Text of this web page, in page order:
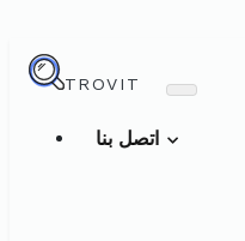
TROVIT